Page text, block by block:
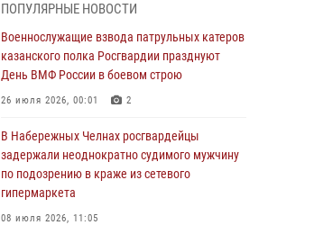
Военнослужащие взвода патрульных катеров
казанского полка Росгвардии празднуют
День ВМФ России в боевом строю
26 июля 2026, 00:01 2
«бронзу» в окружном этапе конкурса
профессионального мастерства
24 июля 2026, 15:05 4
В казанском полку Росгвардии состоялся
ПОПУЛЯРНЫЕ НОВОСТИ
Военнослужащие взвода патрульных катеров
казанского полка Росгвардии празднуют
День ВМФ России в боевом строю
26 июля 2026, 00:01 2
В Набережных Челнах росгвардейцы
задержали неоднократно судимого мужчину
по подозрению в краже из сетевого
гипермаркета
08 июля 2026, 11:05